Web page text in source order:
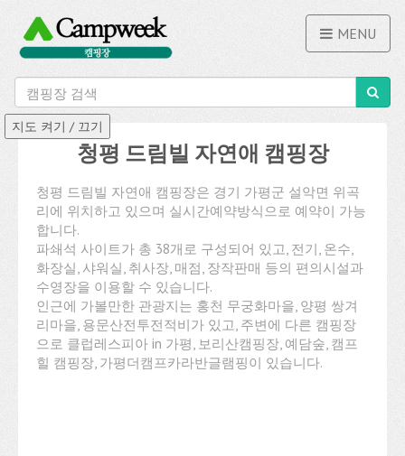
MENU
청평 드림빌 자연애 캠핑장
청평 드림빌 자연애 캠핑장은 경기 가평군 설악면 위곡
리에 위치하고 있으며 실시간예약방식으로 예약이 가능
합니다.
파쇄석 사이트가 총 38개로 구성되어 있고, 전기, 온수,
화장실, 샤워실, 취사장, 매점, 장작판매 등의 편의시설과
수영장을 이용할 수 있습니다.
인근에 가볼만한 관광지는 홍천 무궁화마을, 양평 쌍겨
리마을, 용문산전투전적비가 있고, 주변에 다른 캠핑장
으로 클럽레스피아 in 가평, 보리산캠핑장, 예담숲, 캠프
힐 캠핑장, 가평더캠프카라반글램핑이 있습니다.